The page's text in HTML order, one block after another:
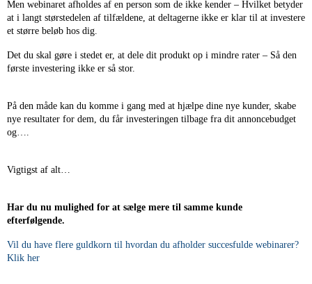
Men webinaret afholdes af en person som de ikke kender – Hvilket betyder
at i langt størstedelen af tilfældene, at deltagerne ikke er klar til at investere
et større beløb hos dig.
Det du skal gøre i stedet er, at dele dit produkt op i mindre rater – Så den
første investering ikke er så stor.
På den måde kan du komme i gang med at hjælpe dine nye kunder, skabe
nye resultater for dem, du får investeringen tilbage fra dit annoncebudget
og….
Vigtigst af alt…
Har du nu mulighed for at sælge mere til samme kunde
efterfølgende.
Vil du have flere guldkorn til hvordan du afholder succesfulde webinarer?
Klik her